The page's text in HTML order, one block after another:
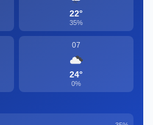
22°
35%
07
24°
0%